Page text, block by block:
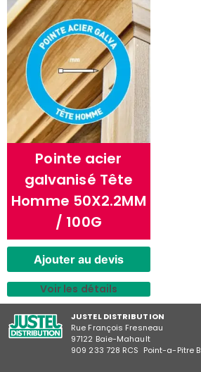
Pointe acier
galvanisé Tête
Homme 50X2.2MM
/ 100G
Ajouter au devis
Voir les détails
JUSTEL DISTRIBUTION
Rue François Fresneau
97122 Baie-Mahault
909 233 728 RCS Point-a-Pitre B